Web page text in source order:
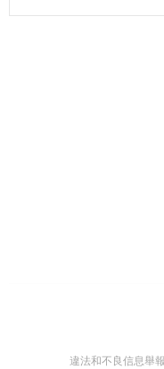
違法和不良信息舉報